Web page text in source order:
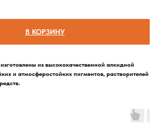
В КОРЗИНУ
из высококачественной алкидной
и атмосферостойких пигментов, растворителей